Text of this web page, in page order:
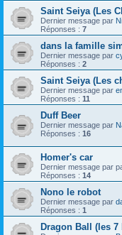
Saint Seiya (Les
Dernier message par
Réponses : 7
dans la famille
Dernier message par
Réponses : 2
Saint Seiya (Les
Dernier message par
Réponses : 11
Duff Beer
Dernier message par
Réponses : 16
Homer's car
Dernier message par
Réponses : 14
Nono le robot
Dernier message par
Réponses : 1
Dragon Ball (les